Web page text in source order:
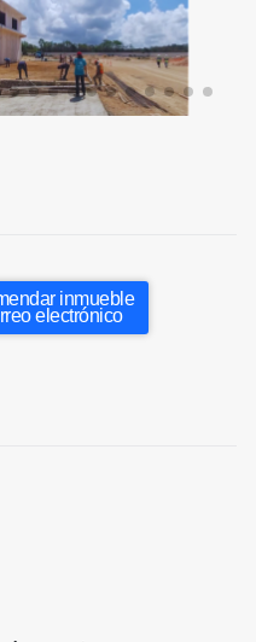
inmueble
electrónico